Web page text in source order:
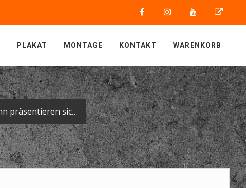
PLAKAT MONTAGE KONTAKT WARENKORB
Drei auf einen Streich: die Neuankömmlinge in der Flotte der Firma Spohn präsentieren sich im schicken, einheitlichen Look.